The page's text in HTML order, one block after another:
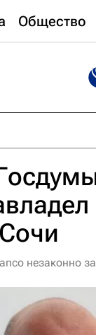
Общество
незаконно